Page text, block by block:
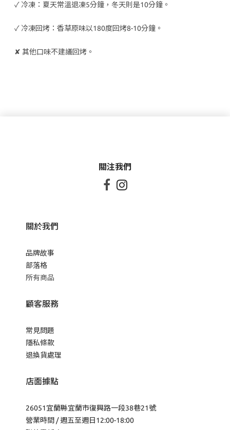
✓ 冷凍：夏天常溫退凍5分鐘，冬天則是10分鐘。
✓ 冷凍回烤：香草原味以180度回烤8-10分鐘。
✘ 其他口味不建議回烤。
關注我們
 
關於我們
品牌故事
部落格
所有商品
顧客服務
常見問題
隱私條款
退換貨處理
店面據點
26051宜蘭縣宜蘭市復興路一段38巷21號
營業時間 / 週五至週日12:00-18:00